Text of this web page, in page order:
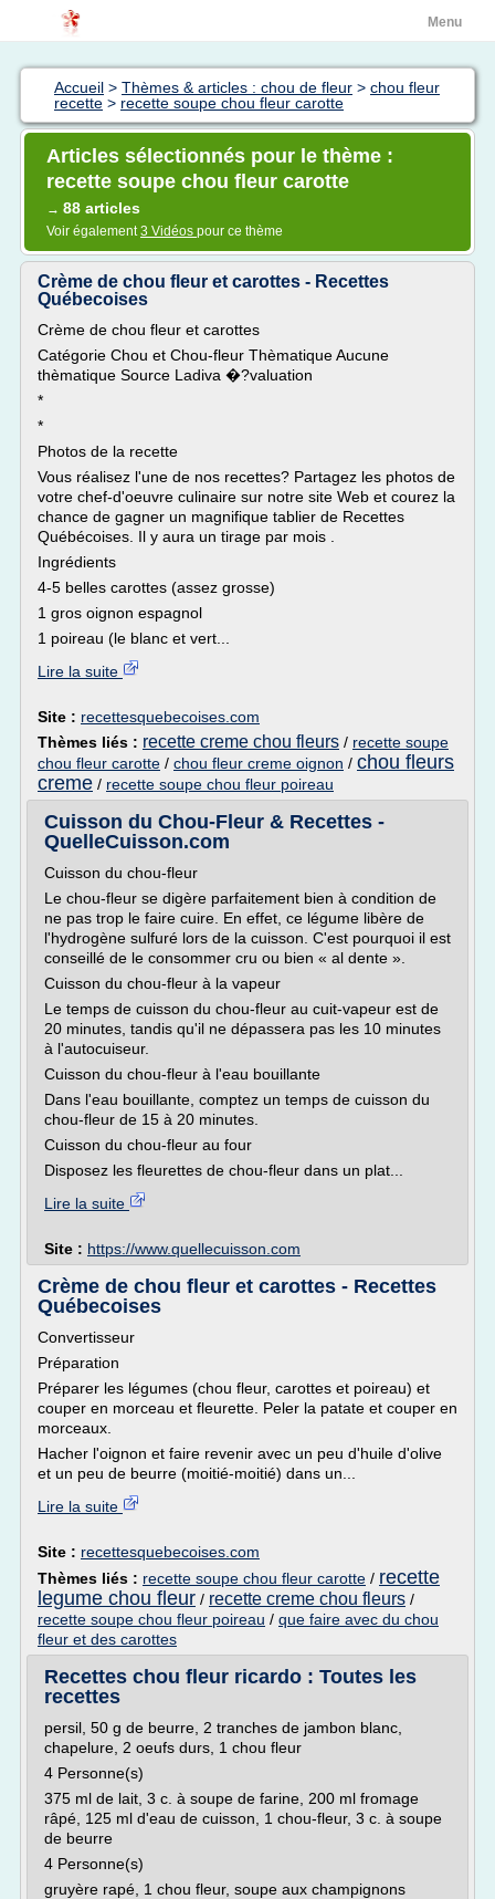
Menu
Accueil > Thèmes & articles : chou de fleur > chou fleur
recette > recette soupe chou fleur carotte
Articles sélectionnés pour le thème :
recette soupe chou fleur carotte
→ 88 articles
Voir également3 Vidéos pour ce thème
Crème de chou fleur et carottes - Recettes
Québecoises
Crème de chou fleur et carottes
Catégorie Chou et Chou-fleur Thèmatique Aucune
thèmatique Source Ladiva �?valuation
*
*
Photos de la recette
Vous réalisez l'une de nos recettes? Partagez les photos de
votre chef-d'oeuvre culinaire sur notre site Web et courez la
chance de gagner un magnifique tablier de Recettes
Québécoises. Il y aura un tirage par mois .
Ingrédients
4-5 belles carottes (assez grosse)
1 gros oignon espagnol
1 poireau (le blanc et vert...
Lire la suite
Site : recettesquebecoises.com
Thèmes liés : recette creme chou fleurs / recette soupe
chou fleur carotte / chou fleur creme oignon / chou fleurs
creme / recette soupe chou fleur poireau
Cuisson du Chou-Fleur & Recettes -
QuelleCuisson.com
Cuisson du chou-fleur
Le chou-fleur se digère parfaitement bien à condition de
ne pas trop le faire cuire. En effet, ce légume libère de
l'hydrogène sulfuré lors de la cuisson. C'est pourquoi il est
conseillé de le consommer cru ou bien « al dente ».
Cuisson du chou-fleur à la vapeur
Le temps de cuisson du chou-fleur au cuit-vapeur est de
20 minutes, tandis qu'il ne dépassera pas les 10 minutes
à l'autocuiseur.
Cuisson du chou-fleur à l'eau bouillante
Dans l'eau bouillante, comptez un temps de cuisson du
chou-fleur de 15 à 20 minutes.
Cuisson du chou-fleur au four
Disposez les fleurettes de chou-fleur dans un plat...
Lire la suite
Site : https://www.quellecuisson.com
Crème de chou fleur et carottes - Recettes
Québecoises
Convertisseur
Préparation
Préparer les légumes (chou fleur, carottes et poireau) et
couper en morceau et fleurette. Peler la patate et couper en
morceaux.
Hacher l'oignon et faire revenir avec un peu d'huile d'olive
et un peu de beurre (moitié-moitié) dans un...
Lire la suite
Site : recettesquebecoises.com
Thèmes liés : recette soupe chou fleur carotte / recette
legume chou fleur / recette creme chou fleurs /
recette soupe chou fleur poireau / que faire avec du chou
fleur et des carottes
Recettes chou fleur ricardo : Toutes les
recettes
persil, 50 g de beurre, 2 tranches de jambon blanc,
chapelure, 2 oeufs durs, 1 chou fleur
4 Personne(s)
375 ml de lait, 3 c. à soupe de farine, 200 ml fromage
râpé, 125 ml d'eau de cuisson, 1 chou-fleur, 3 c. à soupe
de beurre
4 Personne(s)
gruyère rapé, 1 chou fleur, soupe aux champignons